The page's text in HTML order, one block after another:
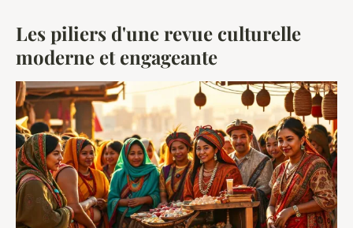
Les piliers d'une revue culturelle
moderne et engageante